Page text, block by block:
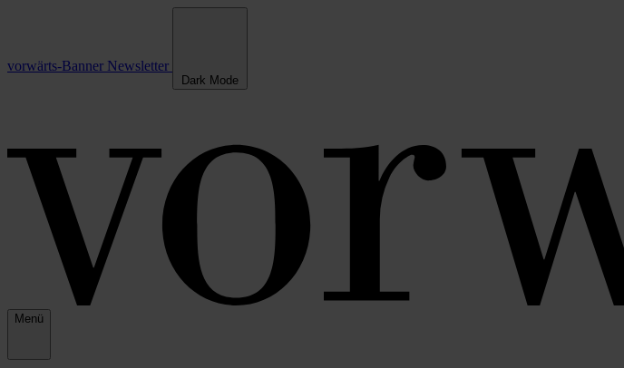
vorwärts-Banner Newsletter
Dark Mode
Menü